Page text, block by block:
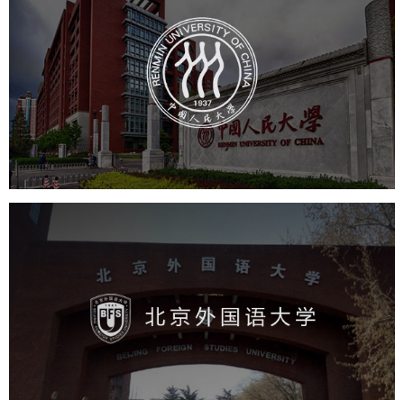
中国人民大学
培训教育 高校 大学网站建设
高校网站建设
学校网站建设
教育网站建设
北京外国语大学
高校 学校网站建设
教育网站建设
大学网站建设
高校网站建设